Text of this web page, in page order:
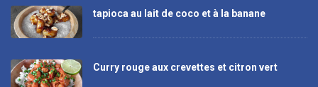
tapioca au lait de coco et à la banane
Curry rouge aux crevettes et citron vert